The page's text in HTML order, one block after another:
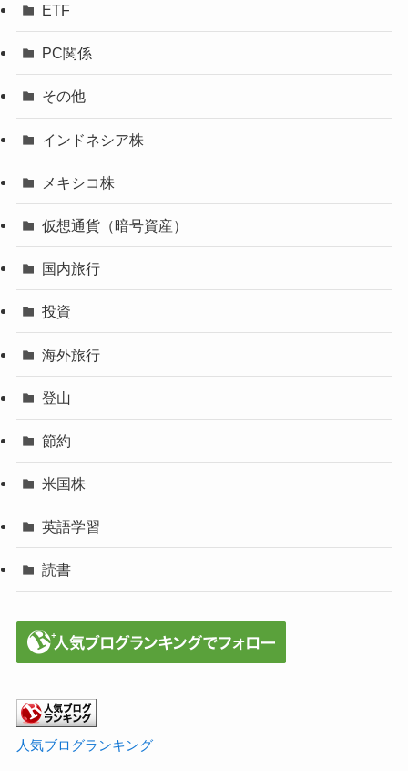
ETF
PC関係
その他
インドネシア株
メキシコ株
仮想通貨（暗号資産）
国内旅行
投資
海外旅行
登山
節約
米国株
英語学習
読書
人気ブログランキング